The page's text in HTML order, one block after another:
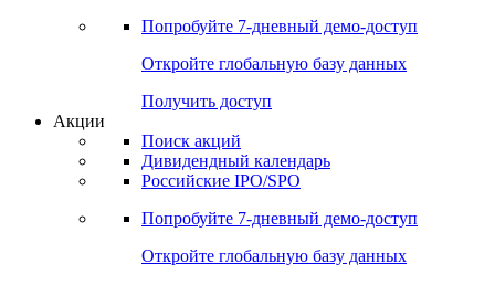
Попробуйте 7-дневный демо-доступ
Откройте глобальную базу данных
Получить доступ
Акции
Поиск акций
Дивидендный календарь
Российские IPO/SPO
Попробуйте 7-дневный демо-доступ
Откройте глобальную базу данных